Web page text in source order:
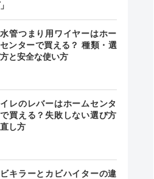
管つまり用ワイヤーはホー
ンターで買える？ 種類・選
と安全な使い方
イレのレバーはホームセンタ
買える？失敗しない選び方
し方
キラーとカビハイターの違